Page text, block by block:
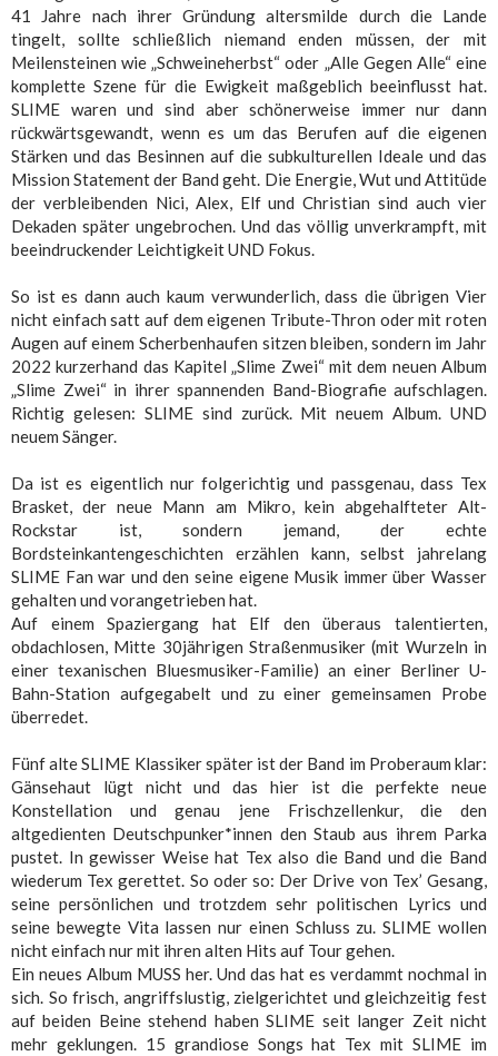
41 Jahre nach ihrer Gründung altersmilde durch die Lande
tingelt, sollte schließlich niemand enden müssen, der mit
Meilensteinen wie „Schweineherbst“ oder „Alle Gegen Alle“ eine
komplette Szene für die Ewigkeit maßgeblich beeinflusst hat.
SLIME waren und sind aber schönerweise immer nur dann
rückwärtsgewandt, wenn es um das Berufen auf die eigenen
Stärken und das Besinnen auf die subkulturellen Ideale und das
Mission Statement der Band geht. Die Energie, Wut und Attitüde
der verbleibenden Nici, Alex, Elf und Christian sind auch vier
Dekaden später ungebrochen. Und das völlig unverkrampft, mit
beeindruckender Leichtigkeit UND Fokus.
So ist es dann auch kaum verwunderlich, dass die übrigen Vier
nicht einfach satt auf dem eigenen Tribute-Thron oder mit roten
Augen auf einem Scherbenhaufen sitzen bleiben, sondern im Jahr
2022 kurzerhand das Kapitel „Slime Zwei“ mit dem neuen Album
„Slime Zwei“ in ihrer spannenden Band-Biografie aufschlagen.
Richtig gelesen: SLIME sind zurück. Mit neuem Album. UND
neuem Sänger.
Da ist es eigentlich nur folgerichtig und passgenau, dass Tex
Brasket, der neue Mann am Mikro, kein abgehalfteter Alt-
Rockstar ist, sondern jemand, der echte
Bordsteinkantengeschichten erzählen kann, selbst jahrelang
SLIME Fan war und den seine eigene Musik immer über Wasser
gehalten und vorangetrieben hat.
Auf einem Spaziergang hat Elf den überaus talentierten,
obdachlosen, Mitte 30jährigen Straßenmusiker (mit Wurzeln in
einer texanischen Bluesmusiker-Familie) an einer Berliner U-
Bahn-Station aufgegabelt und zu einer gemeinsamen Probe
überredet.
Fünf alte SLIME Klassiker später ist der Band im Proberaum klar:
Gänsehaut lügt nicht und das hier ist die perfekte neue
Konstellation und genau jene Frischzellenkur, die den
altgedienten Deutschpunker*innen den Staub aus ihrem Parka
pustet. In gewisser Weise hat Tex also die Band und die Band
wiederum Tex gerettet. So oder so: Der Drive von Tex’ Gesang,
seine persönlichen und trotzdem sehr politischen Lyrics und
seine bewegte Vita lassen nur einen Schluss zu. SLIME wollen
nicht einfach nur mit ihren alten Hits auf Tour gehen.
Ein neues Album MUSS her. Und das hat es verdammt nochmal in
sich. So frisch, angriffslustig, zielgerichtet und gleichzeitig fest
auf beiden Beine stehend haben SLIME seit langer Zeit nicht
mehr geklungen. 15 grandiose Songs hat Tex mit SLIME im